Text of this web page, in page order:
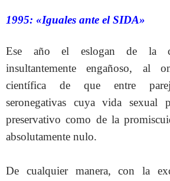
1995: «Iguales ante el SIDA»
Ese año el eslogan de la
insultantemente engañoso, al
científica de que entre
seronegativas cuya vida sexual
preservativo como de la
absolutamente nulo.
De cualquier manera, con la